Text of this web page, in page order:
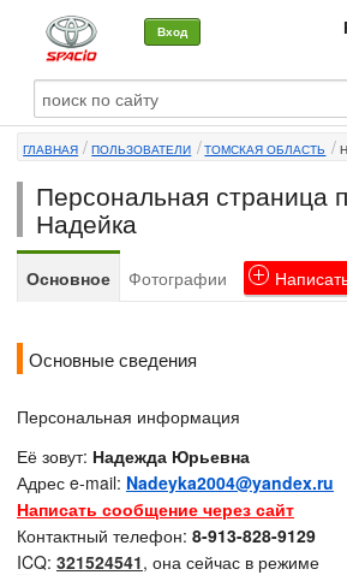
Вход
О машине
Автоклуб
Форумы
Сервисы и услуги
ГЛАВНАЯ ПОЛЬЗОВАТЕЛИ ТОМСКАЯ ОБЛАСТЬ
Персональная страница
Надейка
Основное Фотографии
Основные сведения
Персональная информация
Её зовут: Надежда Юрьевна
Адрес e-mail: Nadeyka2004@yandex.ru
Написать сообщение через сайт
Контактный телефон: 8-913-828-9129
ICQ: 321524541, она сейчас в режиме